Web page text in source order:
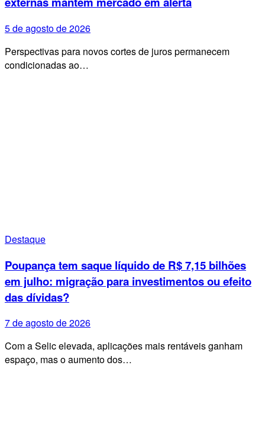
5 de agosto de 2026
Perspectivas para novos cortes de juros permanecem
condicionadas ao…
Destaque
Poupança tem saque líquido de R$ 7,15 bilhões
em julho: migração para investimentos ou efeito
das dívidas?
7 de agosto de 2026
Com a Selic elevada, aplicações mais rentáveis ganham
espaço, mas o aumento dos…